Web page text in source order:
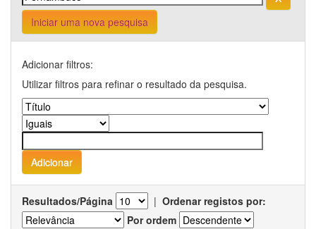
Iniciar uma nova pesquisa
Adicionar filtros:
Utilizar filtros para refinar o resultado da pesquisa.
Resultados/Página | Ordenar registos por:
Por ordem